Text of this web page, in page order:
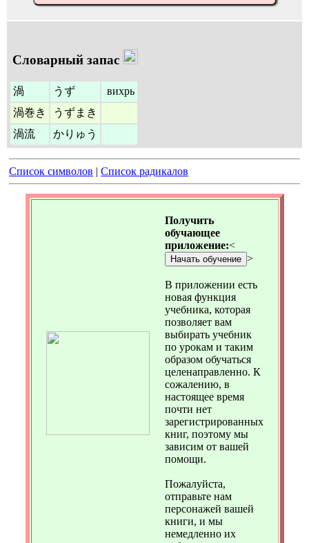
Словарный запас
渦 うず
вихрь
渦巻き
うずまき
渦流
かりゅう
Список символов | Список радикалов
Получить
обучающее
приложение:<
Начать обучение >
В приложении есть
новая функция
учебника, которая
позволяет вам
выбирать учебник
по урокам и таким
образом обучаться
целенаправленно. К
сожалению, в
настоящее время
почти нет
зарегистрированных
книг, поэтому мы
зависим от вашей
помощи.
Пожалуйста,
отправьте нам
персонажей вашей
книги, и мы
немедленно их